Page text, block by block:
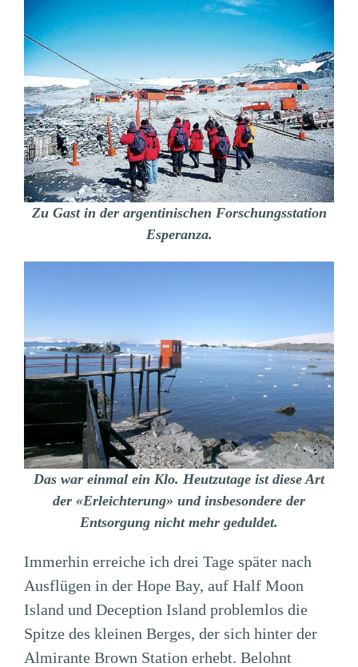
Zu Gast in der argentinischen Forschungsstation
Esperanza.
Das war einmal ein Klo. Heutzutage ist diese Art
der «Erleichterung» und insbesondere der
Entsorgung nicht mehr geduldet.
Immerhin erreiche ich drei Tage später nach
Ausflügen in der Hope Bay, auf Half Moon
Island und Deception Island problemlos die
Spitze des kleinen Berges, der sich hinter der
Almirante Brown Station erhebt. Belohnt